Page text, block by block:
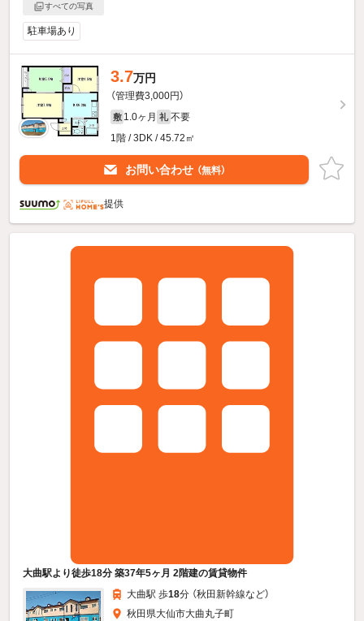
すべての写真
駐車場あり
3.7万円
（管理費3,000円）
敷 1.0ヶ月 礼 不要
1階 / 3DK / 45.72㎡
お問い合わせ （無料）
提供
大曲駅より徒歩18分 築37年5ヶ月 2階建の賃貸物件
大曲駅 歩18分 （秋田新幹線など）
秋田県大仙市大曲丸子町